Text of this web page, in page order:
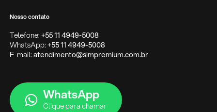
Nosso contato
Telefone:+55 11 4949-5008
WhatsApp:+55 11 4949-5008
E-mail:atendimento@simpremium.com.br
WhatsApp
Clique para chamar